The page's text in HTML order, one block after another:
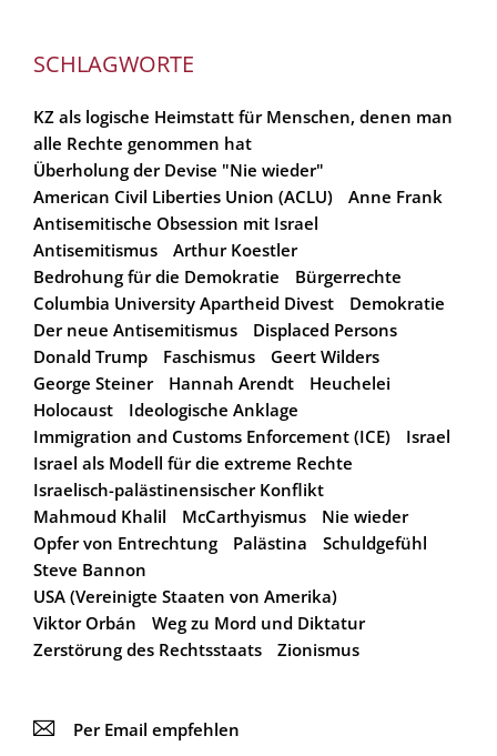
SCHLAGWORTE
KZ als logische Heimstatt für Menschen, denen man
alle Rechte genommen hat
Überholung der Devise "Nie wieder"
American Civil Liberties Union (ACLU)
Anne Frank
Antisemitische Obsession mit Israel
Antisemitismus
Arthur Koestler
Bedrohung für die Demokratie
Bürgerrechte
Columbia University Apartheid Divest
Demokratie
Der neue Antisemitismus
Displaced Persons
Donald Trump
Faschismus
Geert Wilders
George Steiner
Hannah Arendt
Heuchelei
Holocaust
Ideologische Anklage
Immigration and Customs Enforcement (ICE)
Israel
Israel als Modell für die extreme Rechte
Israelisch-palästinensischer Konflikt
Mahmoud Khalil
McCarthyismus
Nie wieder
Opfer von Entrechtung
Palästina
Schuldgefühl
Steve Bannon
USA (Vereinigte Staaten von Amerika)
Viktor Orbán
Weg zu Mord und Diktatur
Zerstörung des Rechtsstaats
Zionismus
📧 Per Email empfehlen